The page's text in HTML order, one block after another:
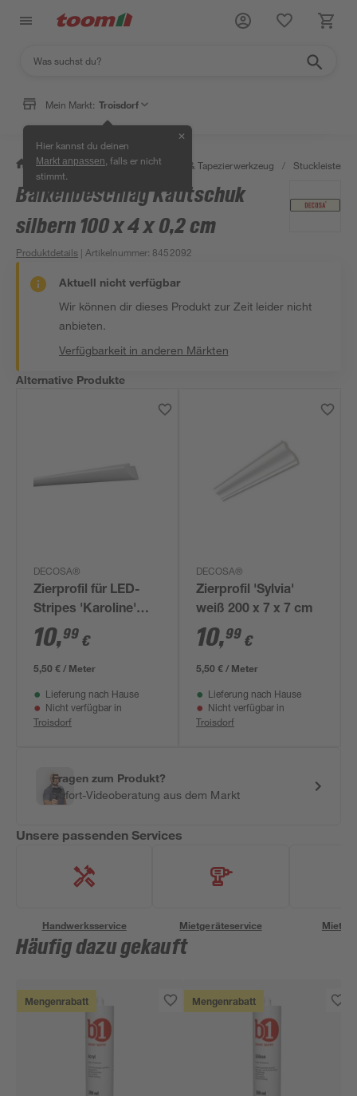
Mein Markt: Troisdorf
Hier kannst du deinen
Markt anpassen , falls er nicht
stimmt.
✕
/ Wohnen & Haushalt / Tapeten & Tapezierwerkzeug / Stuckleisten,
Balkenbeschlag Kautschuk
silbern 100 x 4 x 0,2 cm
Produktdetails | Artikelnummer: 8452092
Aktuell nicht verfügbar
Wir können dir dieses Produkt zur Zeit leider nicht
anbieten.
Verfügbarkeit in anderen Märkten
Alternative Produkte
DECOSA®
Zierprofil für LED-
Stripes 'Karoline'
EPS weiß 200 x 6,5
cm
10,99 €
5,50 € / Meter
Lieferung nach Hause
Nicht verfügbar in
Troisdorf
DECOSA®
Zierprofil 'Sylvia'
weiß 200 x 7 x 7 cm
10,99 €
5,50 € / Meter
Lieferung nach Hause
Nicht verfügbar in
Troisdorf
Fragen zum Produkt?
Sofort-Videoberatung aus dem Markt
Unsere passenden Services
Handwerksservice Mietgeräteservice
Häufig dazu gekauft
Mengenrabatt Mengenrabatt